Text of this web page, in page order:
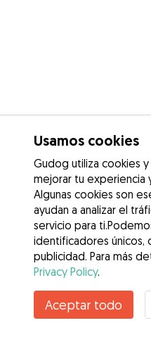
Usamos cookies
Gudog utiliza cookies
mejorar tu experiencia
Algunas cookies son
ayudan a analizar el
servicio para
identificadores únicos,
publicidad. Para más
Privacy Policy.
Aceptar todo